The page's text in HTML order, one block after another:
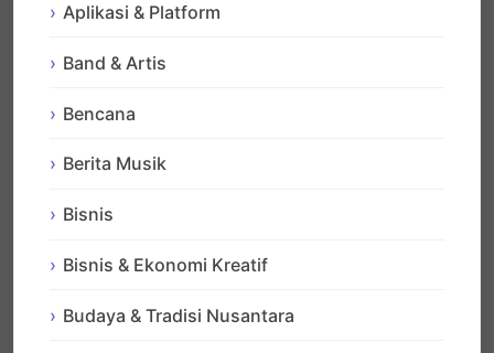
Aplikasi & Platform
Band & Artis
Bencana
Berita Musik
Bisnis
Bisnis & Ekonomi Kreatif
Budaya & Tradisi Nusantara